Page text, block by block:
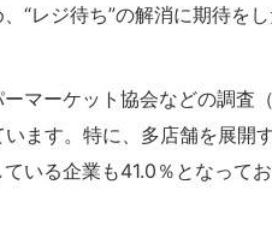
“レジ待ち”の解消に期待を
マーケット協会などの調
ます。特に、多店舗を展開
いる企業も41.0％となってお